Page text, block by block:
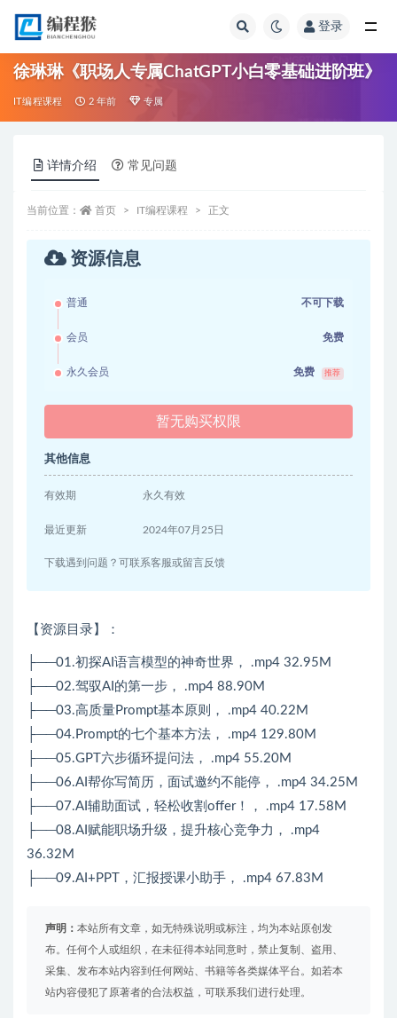
登录
徐琳琳《职场人专属ChatGPT小白零基础进阶班》
IT编程课程 2 年前 专属
详情介绍 常见问题
当前位置： 首页 IT编程课程 正文
资源信息
普通 不可下载
会员 免费
永久会员 免费 推荐
暂无购买权限
其他信息
有效期 永久有效
最近更新 2024年07月25日
下载遇到问题？可联系客服或留言反馈
【资源目录】：
├──01.初探AI语言模型的神奇世界， .mp4 32.95M
├──02.驾驭AI的第一步， .mp4 88.90M
├──03.高质量Prompt基本原则， .mp4 40.22M
├──04.Prompt的七个基本方法， .mp4 129.80M
├──05.GPT六步循环提问法， .mp4 55.20M
├──06.AI帮你写简历，面试邀约不能停， .mp4 34.25M
├──07.AI辅助面试，轻松收割offer！， .mp4 17.58M
├──08.AI赋能职场升级，提升核心竞争力， .mp4
36.32M
├──09.AI+PPT，汇报授课小助手， .mp4 67.83M
声明： 本站所有文章，如无特殊说明或标注，均为本站原创发
布。任何个人或组织，在未征得本站同意时，禁止复制、盗用、
采集、发布本站内容到任何网站、书籍等各类媒体平台。如若本
站内容侵犯了原著者的合法权益，可联系我们进行处理。